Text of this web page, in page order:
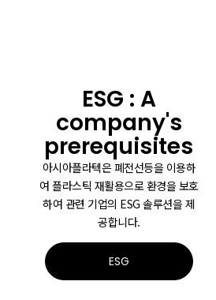
ESG : A
company's
prerequisites
아시아플라텍은 폐전선등을 이용하
여 플라스틱 재활용으로 환경을 보호
하여 관련 기업의 ESG 솔루션을 제
공합니다.
ESG